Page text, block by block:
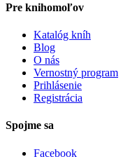
Pre knihomoľov
Katalóg kníh
Blog
O nás
Vernostný program
Prihlásenie
Registrácia
Spojme sa
Facebook